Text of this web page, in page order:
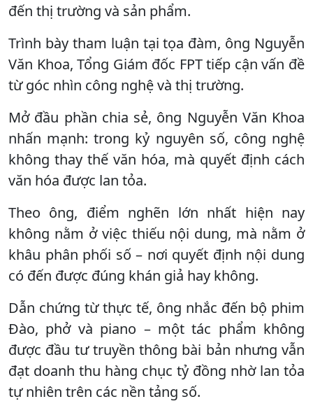
đến thị trường và sản phẩm.
Trình bày tham luận tại tọa đàm, ông Nguyễn
Văn Khoa, Tổng Giám đốc FPT tiếp cận vấn đề
từ góc nhìn công nghệ và thị trường.
Mở đầu phần chia sẻ, ông Nguyễn Văn Khoa
nhấn mạnh: trong kỷ nguyên số, công nghệ
không thay thế văn hóa, mà quyết định cách
văn hóa được lan tỏa.
Theo ông, điểm nghẽn lớn nhất hiện nay
không nằm ở việc thiếu nội dung, mà nằm ở
khâu phân phối số – nơi quyết định nội dung
có đến được đúng khán giả hay không.
Dẫn chứng từ thực tế, ông nhắc đến bộ phim
Đào, phở và piano – một tác phẩm không
được đầu tư truyền thông bài bản nhưng vẫn
đạt doanh thu hàng chục tỷ đồng nhờ lan tỏa
tự nhiên trên các nền tảng số.